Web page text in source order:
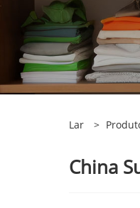
Lar >
China